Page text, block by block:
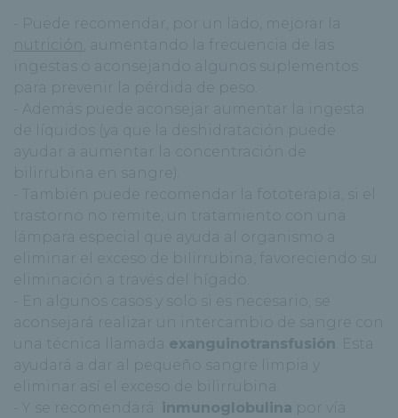
- Puede recomendar, por un lado, mejorar la
nutrición
, aumentando la frecuencia de las
ingestas o aconsejando algunos suplementos
para prevenir la pérdida de peso.
- Además puede aconsejar aumentar la ingesta
de líquidos (ya que la deshidratación puede
ayudar a aumentar la concentración de
bilirrubina en sangre).
- También puede recomendar la fototerapia, si el
trastorno no remite, un tratamiento con una
lámpara especial que ayuda al organismo a
eliminar el exceso de bilirrubina, favoreciendo su
eliminación a través del hígado.
- En algunos casos y solo si es necesario, se
aconsejará realizar un intercambio de sangre con
una técnica llamada exanguinotransfusión . Esta
ayudará a dar al pequeño sangre limpia y
eliminar así el exceso de bilirrubina.
- Y se recomendará
inmunoglobulina por vía